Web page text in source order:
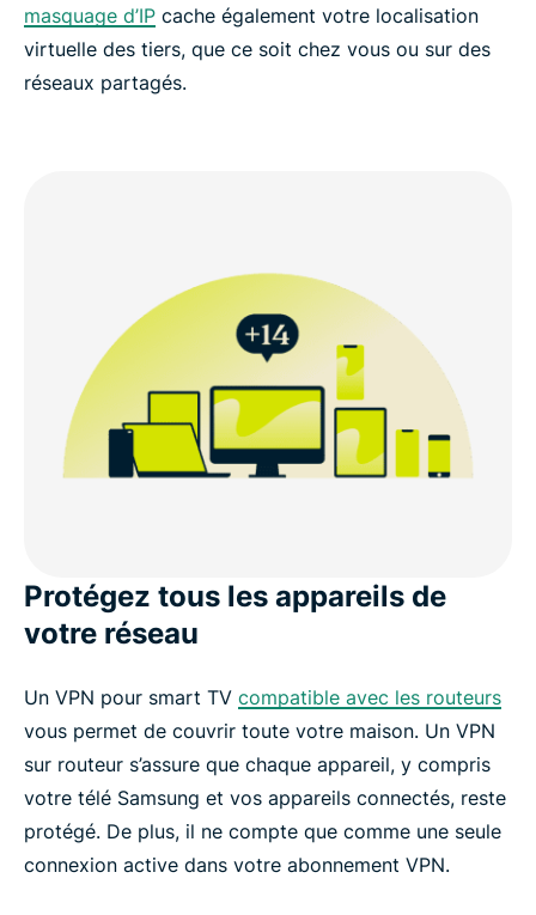
masquage d’IP cache également votre localisation
virtuelle des tiers, que ce soit chez vous ou sur des
réseaux partagés.
Protégez tous les appareils de
votre réseau
Un VPN pour smart TV compatible avec les routeurs
vous permet de couvrir toute votre maison. Un VPN
sur routeur s’assure que chaque appareil, y compris
votre télé Samsung et vos appareils connectés, reste
protégé. De plus, il ne compte que comme une seule
connexion active dans votre abonnement VPN.